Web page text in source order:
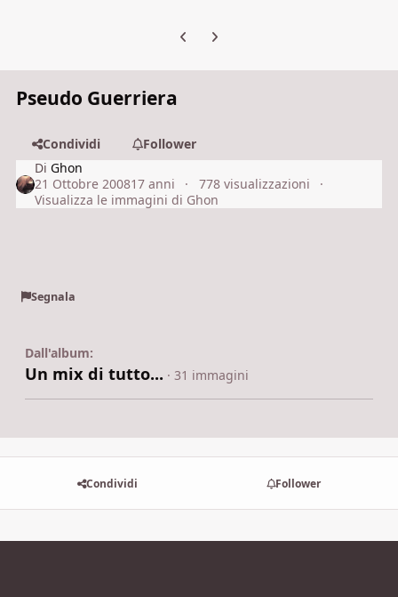
Previous carousel slide
Next carousel slide
Pseudo Guerriera
Condividi
Follower
Di Ghon
21 Ottobre 200817 anni
778 visualizzazioni
Visualizza le immagini di Ghon
Segnala
Dall'album:
Un mix di tutto... · 31 immagini
Condividi Follower